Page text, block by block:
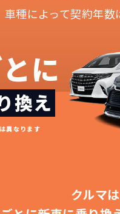
車種によって契約年数
に
換え
異なります
クルマ
どこより
頭金不要で
ので故障の心配があ
NORIDOKIなら頭
月々「定額料金」